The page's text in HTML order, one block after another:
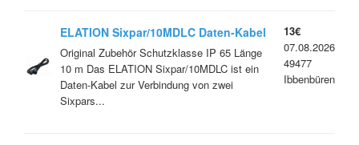
ELATION Sixpar/10MDLC Daten-Kabel
male/female Vorführware
Original Zubehör Schutzklasse IP 65 Länge
10 m Das ELATION Sixpar/10MDLC ist ein
Daten-Kabel zur Verbindung von zwei
Sixpars...
13€
07.08.2026
49477
Ibbenbüren